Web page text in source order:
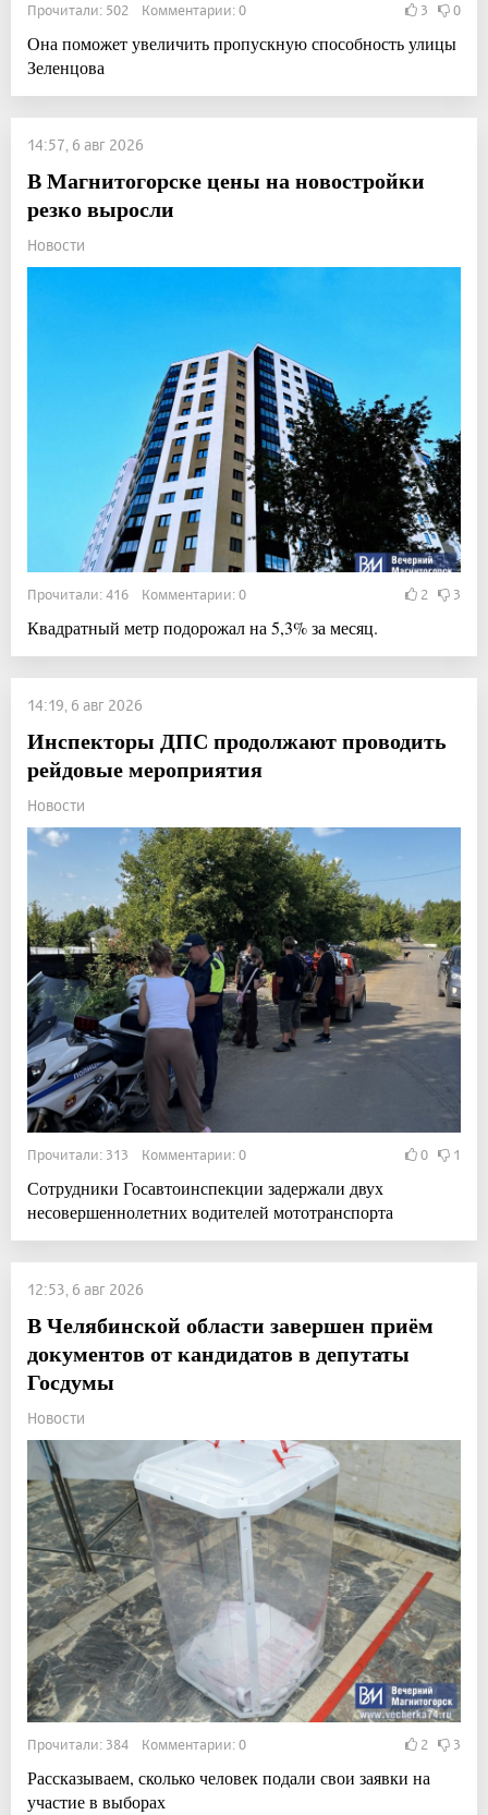
Прочитали: 502 Комментарии: 0 3 0
Она поможет увеличить пропускную способность улицы
Зеленцова
14:57, 6 авг 2026
В Магнитогорске цены на новостройки
резко выросли
Новости
Прочитали: 416 Комментарии: 0 2 3
Квадратный метр подорожал на 5,3% за месяц.
14:19, 6 авг 2026
Инспекторы ДПС продолжают проводить
рейдовые мероприятия
Новости
Прочитали: 313 Комментарии: 0 0 1
Сотрудники Госавтоинспекции задержали двух
несовершеннолетних водителей мототранспорта
12:53, 6 авг 2026
В Челябинской области завершен приём
документов от кандидатов в депутаты
Госдумы
Новости
Прочитали: 384 Комментарии: 0 2 3
Рассказываем, сколько человек подали свои заявки на
участие в выборах